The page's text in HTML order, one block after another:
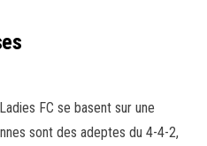
FC se basent sur une
sont des adeptes du 4-4-2,